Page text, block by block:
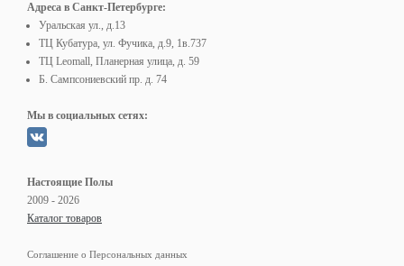
Адреса в Санкт-Петербурге:
Уральская ул., д.13
ТЦ Кубатура, ул. Фучика, д.9, 1в.737
ТЦ Leomall, Планерная улица, д. 59
Б. Сампсониевский пр. д. 74
Мы в социальных сетях:
Настоящие Полы
2009 - 2026
Каталог товаров
Соглашение о Персональных данных